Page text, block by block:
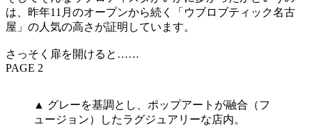
は、昨年11月のオープンから続く「ウブロブティック名古
屋」の人気の高さが証明しています。
さっそく扉を開けると……
PAGE 2
▲ グレーを基調とし、ポップアートが融合（フ
ュージョン）したラグジュアリーな店内。